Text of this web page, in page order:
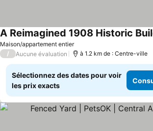
Maison/appartement entier
/ Aucune évaluation à 1.2 km de : Centre-ville
Sélectionnez des dates pour voir
les prix exacts